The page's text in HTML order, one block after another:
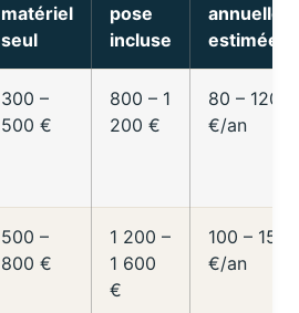
matériel
seul
pose
incluse
annuelles
estimées*
300 –
500 €
800 – 1
200 €
80 – 120
€/an
500 –
800 €
1 200 –
1 600
€
100 – 150
€/an